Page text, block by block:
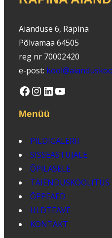
Aianduse 6, Räpina
Põlvamaa 64505
reg nr 70002420
e-post:
Facebook InstagramLinkedIn YouTube
Menüü
PILDIGALERII
SISSEASTUJALE
ÕPILASELE
TÄIENDUSKOOLITUS
ÕPPEAED
ÜLDTEAVE
KONTAKT